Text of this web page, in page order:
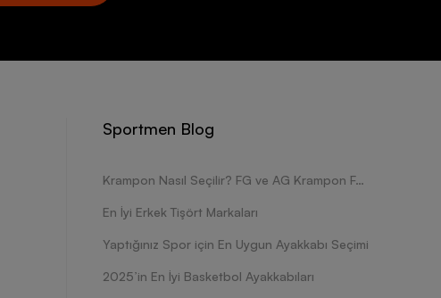
Sportmen Blog
Krampon Nasıl Seçilir? FG ve AG Krampon Farkları Nelerdir?
En İyi Erkek Tişört Markaları
Yaptığınız Spor için En Uygun Ayakkabı Seçimi
2025’in En İyi Basketbol Ayakkabıları